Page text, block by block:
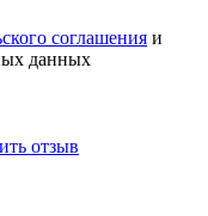
соглашения и
данных
отзыв